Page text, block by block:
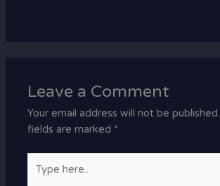
Leave a Comment
Your email address will not be published.
fields are marked *
here..